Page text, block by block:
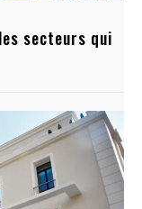
secteurs qui